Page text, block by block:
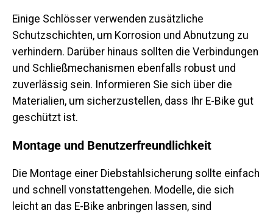
Einige Schlösser verwenden zusätzliche
Schutzschichten, um Korrosion und Abnutzung zu
verhindern. Darüber hinaus sollten die Verbindungen
und Schließmechanismen ebenfalls robust und
zuverlässig sein. Informieren Sie sich über die
Materialien, um sicherzustellen, dass Ihr E-Bike gut
geschützt ist.
Montage und Benutzerfreundlichkeit
Die Montage einer Diebstahlsicherung sollte einfach
und schnell vonstattengehen. Modelle, die sich
leicht an das E-Bike anbringen lassen, sind